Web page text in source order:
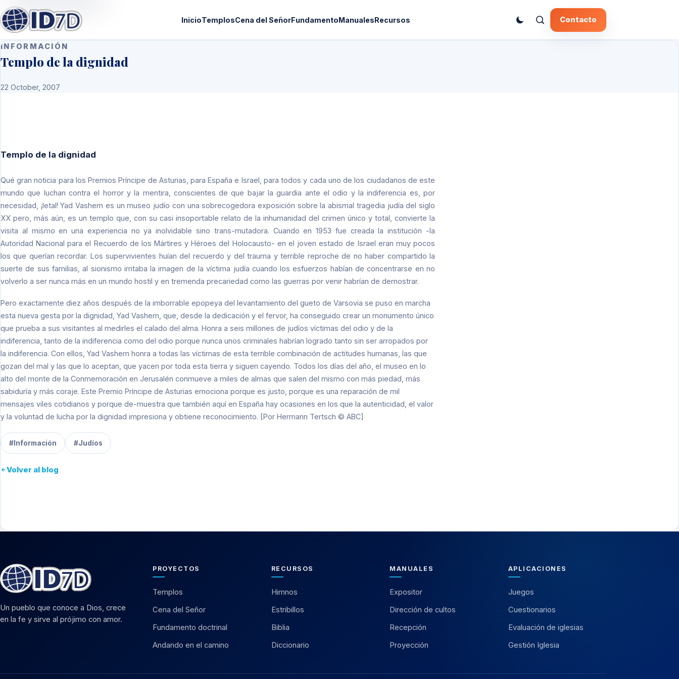
InicioTemplosCena del SeñorFundamentoManualesRecursos Contacto
INFORMACIÓN
Templo de la dignidad
22 October, 2007
Templo de la dignidad
Qué gran noticia para los Premios Príncipe de Asturias, para España e Israel, para todos y cada uno de los ciudadanos de este
mundo que luchan contra el horror y la mentira, conscientes de que bajar la guardia ante el odio y la indiferencia es, por
necesidad, ¡letal! Yad Vashem es un museo judío con una sobrecogedora exposición sobre la abismal tragedia judía del siglo
XX pero, más aún, es un templo que, con su casi insoportable relato de la inhumanidad del crimen único y total, convierte la
visita al mismo en una experiencia no ya inolvidable sino trans-mutadora. Cuando en 1953 fue creada la institución -la
Autoridad Nacional para el Recuerdo de los Mártires y Héroes del Holocausto- en el joven estado de Israel eran muy pocos
los que querían recordar. Los supervivientes huían del recuerdo y del trauma y terrible reproche de no haber compartido la
suerte de sus familias, al sionismo irritaba la imagen de la víctima judía cuando los esfuerzos habían de concentrarse en no
volverlo a ser nunca más en un mundo hostil y en tremenda precariedad como las guerras por venir habrían de demostrar.
Pero exactamente diez años después de la imborrable epopeya del levantamiento del gueto de Varsovia se puso en marcha
esta nueva gesta por la dignidad, Yad Vashem, que, desde la dedicación y el fervor, ha conseguido crear un monumento único
que prueba a sus visitantes al medirles el calado del alma. Honra a seis millones de judíos víctimas del odio y de la
indiferencia, tanto de la indiferencia como del odio porque nunca unos criminales habrían logrado tanto sin ser arropados por
la indiferencia. Con ellos, Yad Vashem honra a todas las víctimas de esta terrible combinación de actitudes humanas, las que
gozan del mal y las que lo aceptan, que yacen por toda esta tierra y siguen cayendo. Todos los días del año, el museo en lo
alto del monte de la Conmemoración en Jerusalén conmueve a miles de almas que salen del mismo con más piedad, más
sabiduría y más coraje. Este Premio Príncipe de Asturias emociona porque es justo, porque es una reparación de mil
mensajes viles cotidianos y porque de-muestra que también aquí en España hay ocasiones en los que la autenticidad, el valor
y la voluntad de lucha por la dignidad impresiona y obtiene reconocimiento. [Por Hermann Tertsch © ABC]
#Información #Judíos
Volver al blog
Un pueblo que conoce a Dios, crece
en la fe y sirve al prójimo con amor.
PROYECTOS
Templos
Cena del Señor
Fundamento doctrinal
Andando en el camino
RECURSOS
Himnos
Estribillos
Biblia
Diccionario
MANUALES
Expositor
Dirección de cultos
Recepción
Proyección
APLICACIONES
Juegos
Cuestionarios
Evaluación de iglesias
Gestión Iglesia